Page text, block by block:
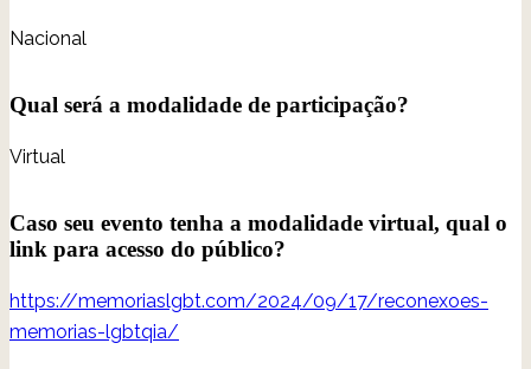
Nacional
Qual será a modalidade de participação?
Virtual
Caso seu evento tenha a modalidade virtual, qual o
link para acesso do público?
https://memoriaslgbt.com/2024/09/17/reconexoes-
memorias-lgbtqia/